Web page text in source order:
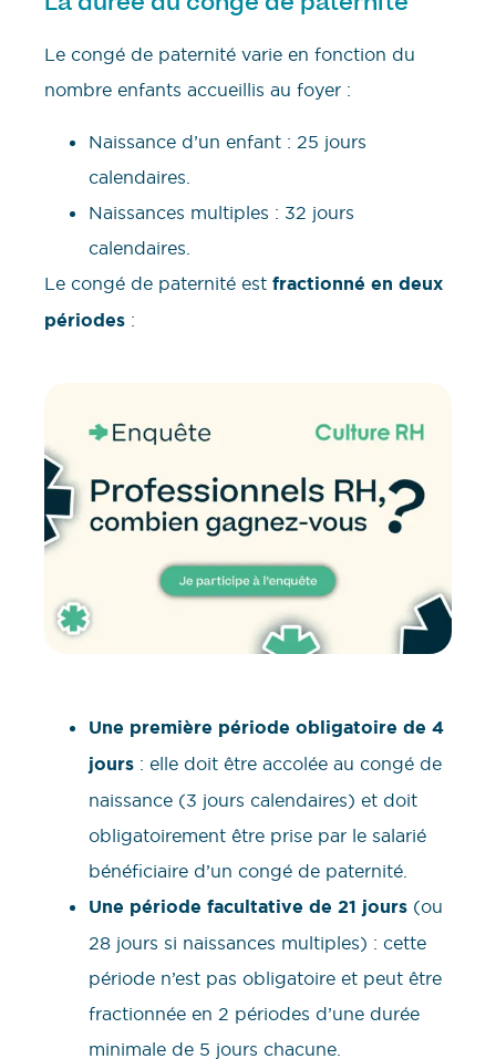
Le congé de paternité varie en fonction du
nombre enfants accueillis au foyer :
Naissance d’un enfant : 25 jours
calendaires.
Naissances multiples : 32 jours
calendaires.
Le congé de paternité est fractionné en deux
périodes :
Une première période obligatoire de 4
jours : elle doit être accolée au congé de
naissance (3 jours calendaires) et doit
obligatoirement être prise par le salarié
bénéficiaire d’un congé de paternité.
Une période facultative de 21 jours (ou
28 jours si naissances multiples) : cette
période n’est pas obligatoire et peut être
fractionnée en 2 périodes d’une durée
minimale de 5 jours chacune.